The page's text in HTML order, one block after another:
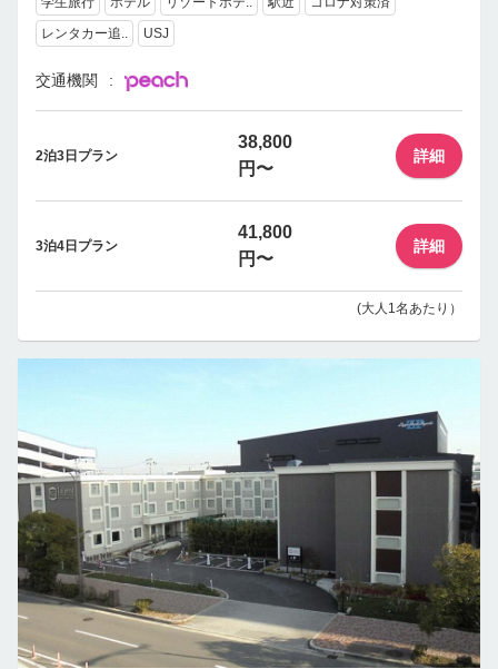
レンタカー追..
USJ
交通機関
2泊3日プラン
38,800
円〜
詳細
3泊4日プラン
41,800
円〜
詳細
(大人1名あたり）